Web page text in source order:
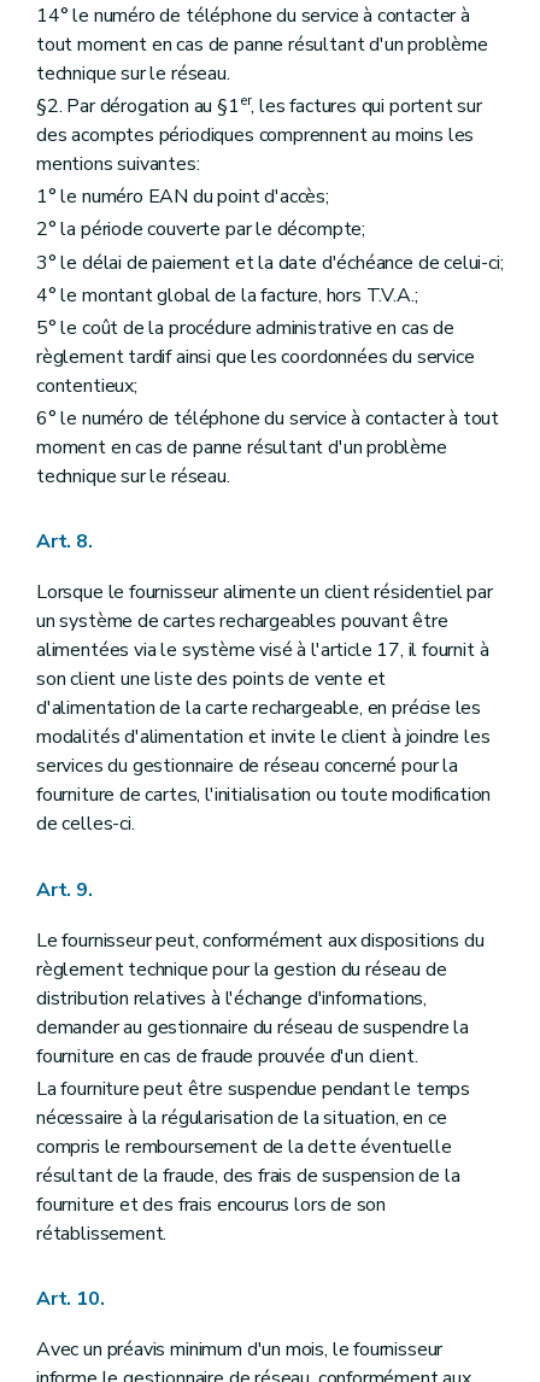
14° le numéro de téléphone du service à contacter à
tout moment en cas de panne résultant d'un problème
technique sur le réseau.
§2. Par dérogation au §1er, les factures qui portent sur
des acomptes périodiques comprennent au moins les
mentions suivantes:
1° le numéro EAN du point d'accès;
2° la période couverte par le décompte;
3° le délai de paiement et la date d'échéance de celui-ci;
4° le montant global de la facture, hors T.V.A.;
5° le coût de la procédure administrative en cas de
règlement tardif ainsi que les coordonnées du service
contentieux;
6° le numéro de téléphone du service à contacter à tout
moment en cas de panne résultant d'un problème
technique sur le réseau.
Art. 8.
Lorsque le fournisseur alimente un client résidentiel par
un système de cartes rechargeables pouvant être
alimentées via le système visé à l'article 17, il fournit à
son client une liste des points de vente et
d'alimentation de la carte rechargeable, en précise les
modalités d'alimentation et invite le client à joindre les
services du gestionnaire de réseau concerné pour la
fourniture de cartes, l'initialisation ou toute modification
de celles-ci.
Art. 9.
Le fournisseur peut, conformément aux dispositions du
règlement technique pour la gestion du réseau de
distribution relatives à l'échange d'informations,
demander au gestionnaire du réseau de suspendre la
fourniture en cas de fraude prouvée d'un client.
La fourniture peut être suspendue pendant le temps
nécessaire à la régularisation de la situation, en ce
compris le remboursement de la dette éventuelle
résultant de la fraude, des frais de suspension de la
fourniture et des frais encourus lors de son
rétablissement.
Art. 10.
Avec un préavis minimum d'un mois, le fournisseur